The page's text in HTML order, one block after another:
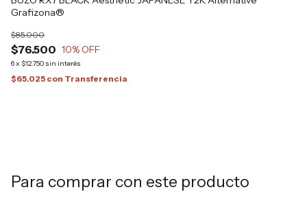
Grafizona®
$76.500
$85.000
10% OFF
6x $12.750 sin interés
$65.025 con Transferencia
Para comprar con este producto